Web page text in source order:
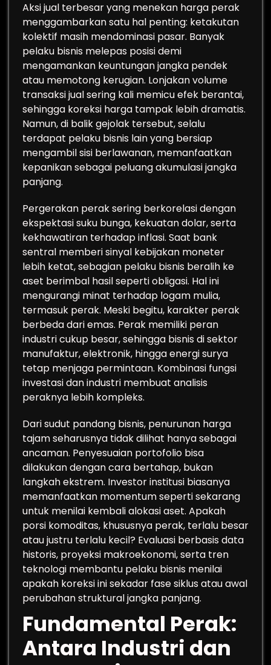
Aksi jual terbesar yang menekan harga perak
menggambarkan satu hal penting: ketakutan
kolektif masih mendominasi pasar. Banyak
pelaku bisnis melepas posisi demi
mengamankan keuntungan jangka pendek
atau memotong kerugian. Lonjakan volume
transaksi jual sering kali memicu efek berantai,
sehingga koreksi harga tampak lebih dramatis.
Namun, di balik gejolak tersebut, selalu
terdapat pelaku bisnis lain yang bersiap
mengambil sisi berlawanan, memanfaatkan
kepanikan sebagai peluang akumulasi jangka
panjang.
Pergerakan perak sering berkorelasi dengan
ekspektasi suku bunga, kekuatan dolar, serta
kekhawatiran terhadap inflasi. Saat bank
sentral memberi sinyal kebijakan moneter
lebih ketat, sebagian pelaku bisnis beralih ke
aset berimbal hasil seperti obligasi. Hal ini
mengurangi minat terhadap logam mulia,
termasuk perak. Meski begitu, karakter perak
berbeda dari emas. Perak memiliki peran
industri cukup besar, sehingga bisnis di sektor
manufaktur, elektronik, hingga energi surya
tetap menjaga permintaan. Kombinasi fungsi
investasi dan industri membuat analisis
peraknya lebih kompleks.
Dari sudut pandang bisnis, penurunan harga
tajam seharusnya tidak dilihat hanya sebagai
ancaman. Penyesuaian portofolio bisa
dilakukan dengan cara bertahap, bukan
langkah ekstrem. Investor institusi biasanya
memanfaatkan momentum seperti sekarang
untuk menilai kembali alokasi aset. Apakah
porsi komoditas, khususnya perak, terlalu besar
atau justru terlalu kecil? Evaluasi berbasis data
historis, proyeksi makroekonomi, serta tren
teknologi membantu pelaku bisnis menilai
apakah koreksi ini sekadar fase siklus atau awal
perubahan struktural jangka panjang.
Fundamental Perak:
Antara Industri dan